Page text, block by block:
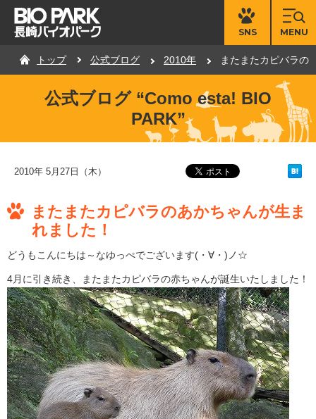
SNS MENU
トップ 公式ブログ 2010年 またまたカピバラの
公式ブログ “Como esta! BIO
PARK”
2010年 5月27日（木）
またまたカピバラのあかちゃんが生ま
れました！
どうもこんにちは～なゆっぺでございます(・∀・)ノ☆
4月に引き続き、またまたカピバラの赤ちゃんが誕生いたしました！